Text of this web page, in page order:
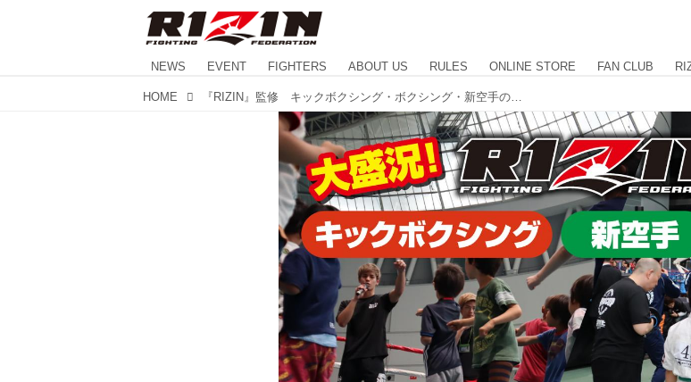
NEWS EVENT FIGHTERS ABOUT US RULES ONLINE STORE FAN CLUB
HOME